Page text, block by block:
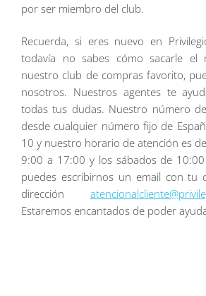
por ser miembro del club.
Recuerda, si eres nuevo en
todavía no sabes cómo sacarle el
nuestro club de compras favorito,
nosotros. Nuestros agentes te
todas tus dudas. Nuestro número
desde cualquier número fijo de
10 y nuestro horario de atención es
9:00 a 17:00 y los sábados de
puedes escribirnos un email con tu
dirección
Estaremos encantados de poder